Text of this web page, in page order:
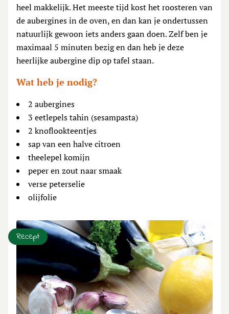
heel makkelijk. Het meeste tijd kost het roosteren van
de aubergines in de oven, en dan kan je ondertussen
natuurlijk gewoon iets anders gaan doen. Zelf ben je
maximaal 5 minuten bezig en dan heb je deze
heerlijke aubergine dip op tafel staan.
Wat heb je nodig?
2 aubergines
3 eetlepels tahin (sesampasta)
2 knoflookteentjes
sap van een halve citroen
theelepel komijn
peper en zout naar smaak
verse peterselie
olijfolie
Recept